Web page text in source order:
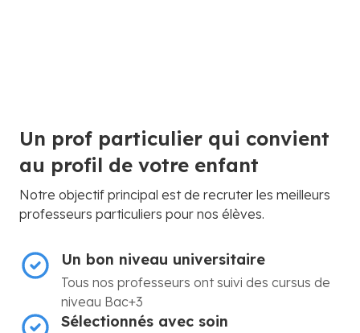
Un prof particulier qui convient
au profil de votre enfant
Notre objectif principal est de recruter les meilleurs
professeurs particuliers pour nos élèves.
Un bon niveau universitaire
Tous nos professeurs ont suivi des cursus de
niveau Bac+3
Sélectionnés avec soin